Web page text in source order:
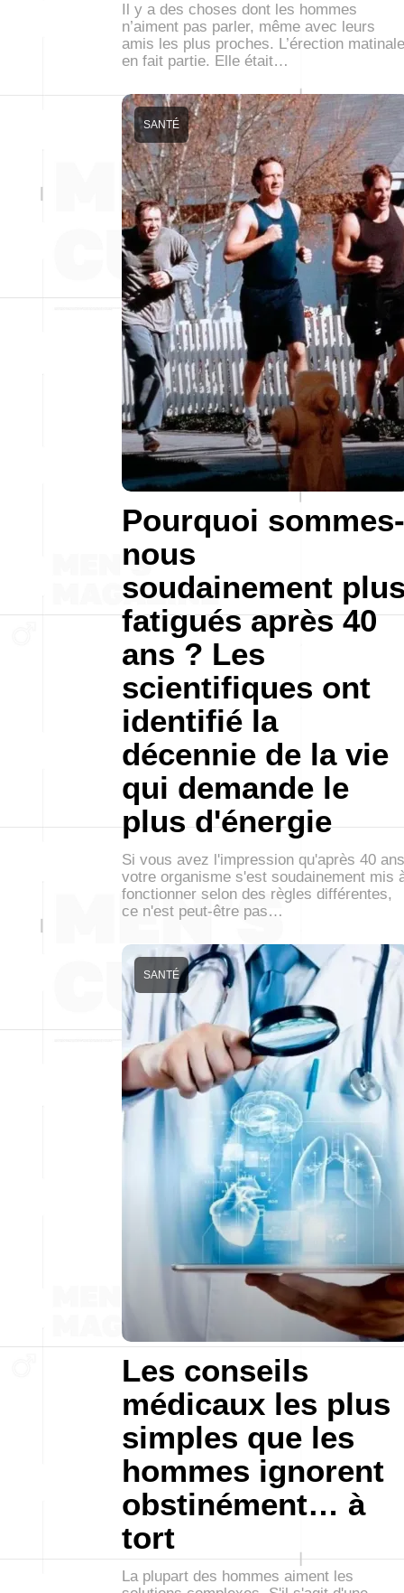
Il y a des choses dont les hommes
n’aiment pas parler, même avec leurs
amis les plus proches. L’érection matinale
en fait partie. Elle était…
Pourquoi sommes-
nous
soudainement
fatigués après 40
ans ? Les
scientifiques ont
identifié la
décennie de la vie
qui demande le
plus d'énergie
SANTÉ
Si vous avez l'impression qu'après 40 ans
votre organisme s'est soudainement mis
fonctionner selon des règles différentes,
ce n'est peut-être pas…
Les conseils
médicaux les plus
simples que les
hommes ignorent
obstinément… à
tort
SANTÉ
La plupart des hommes aiment les